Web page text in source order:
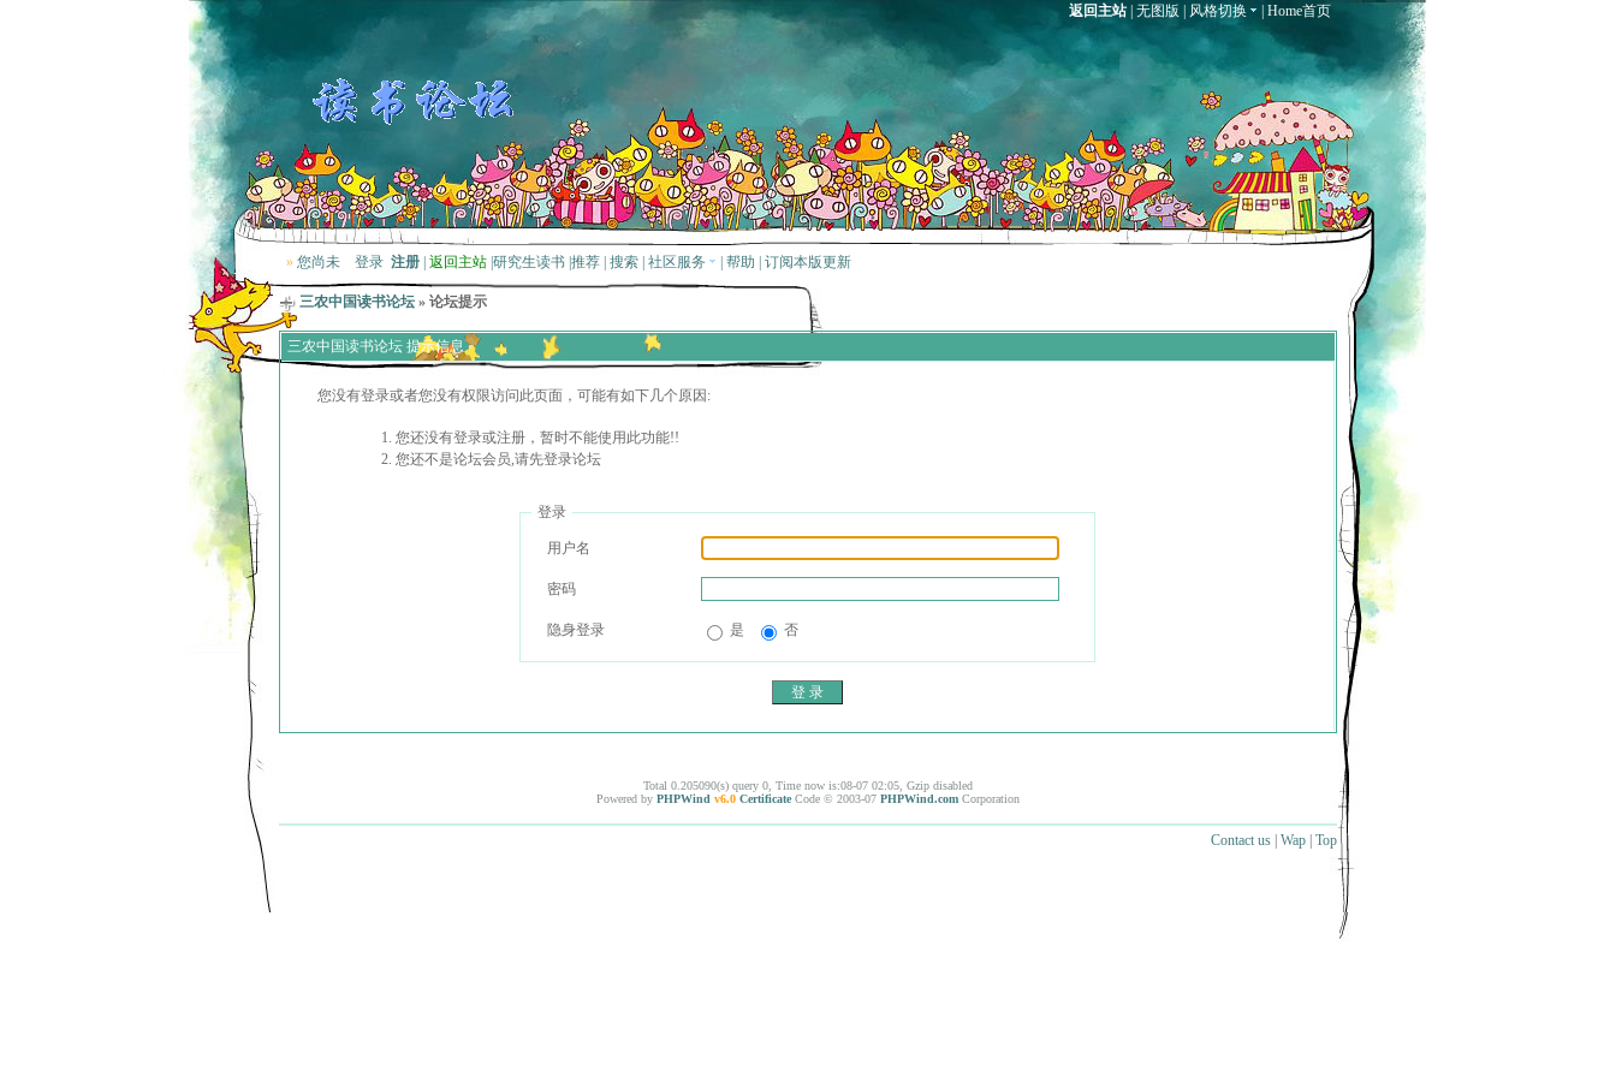
返回主站| 无图版 风格切换 Home首页
» 您尚未 登录 注册 返回主站 研究生读书 推荐 搜索 社区服务 帮助 订阅本版更新
三农中国读书论坛 » 论坛提示
三农中国读书论坛 提示信息
您没有登录或者您没有权限访问此页面，可能有如下几个原因:
您还没有登录或注册，暂时不能使用此功能!!
您还不是论坛会员,请先登录论坛
登录
用户名
密码
隐身登录 是 否
Total 0.205090(s) query 0, Time now is:08-07 02:05, Gzip disabled
Powered by PHPWind v6.0 Certificate Code © 2003-07 PHPWind.com Corporation
Contact us | Wap | Top